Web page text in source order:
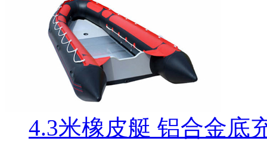
4.3米橡皮艇 铝合金底